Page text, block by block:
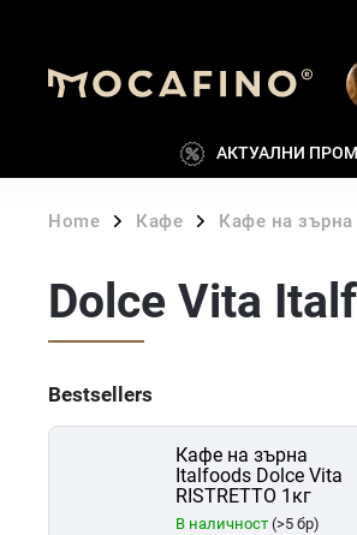
АКТУАЛНИ
Home / Кафе / Кафе на зърна
Dolce Vita
Bestsellers
Кафе на зърна
Italfoods Dolce Vita
RISTRETTO 1кг
В наличност (>5 бр)